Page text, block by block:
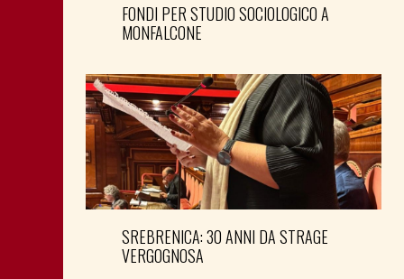
FONDI PER STUDIO SOCIOLOGICO A
MONFALCONE
SREBRENICA: 30 ANNI DA STRAGE
VERGOGNOSA